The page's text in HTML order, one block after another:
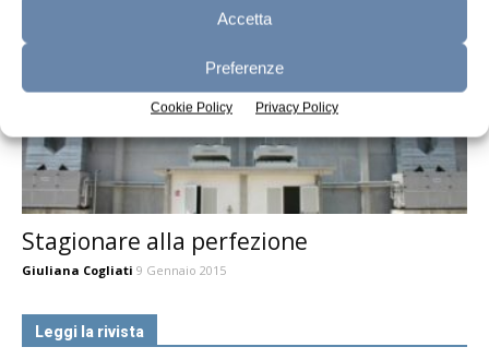
Accetta
Preferenze
Cookie Policy Privacy Policy
Stagionare alla perfezione
Giuliana Cogliati 9 Gennaio 2015
Leggi la rivista